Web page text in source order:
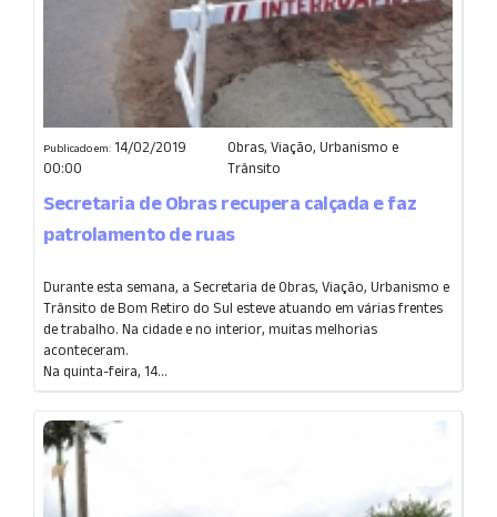
Publicado em: 14/02/2019
00:00
Obras, Viação, Urbanismo e
Trânsito
Secretaria de Obras recupera calçada e faz
patrolamento de ruas
Durante esta semana, a Secretaria de Obras, Viação, Urbanismo e
Trânsito de Bom Retiro do Sul esteve atuando em várias frentes
de trabalho. Na cidade e no interior, muitas melhorias
aconteceram.
Na quinta-feira, 14...